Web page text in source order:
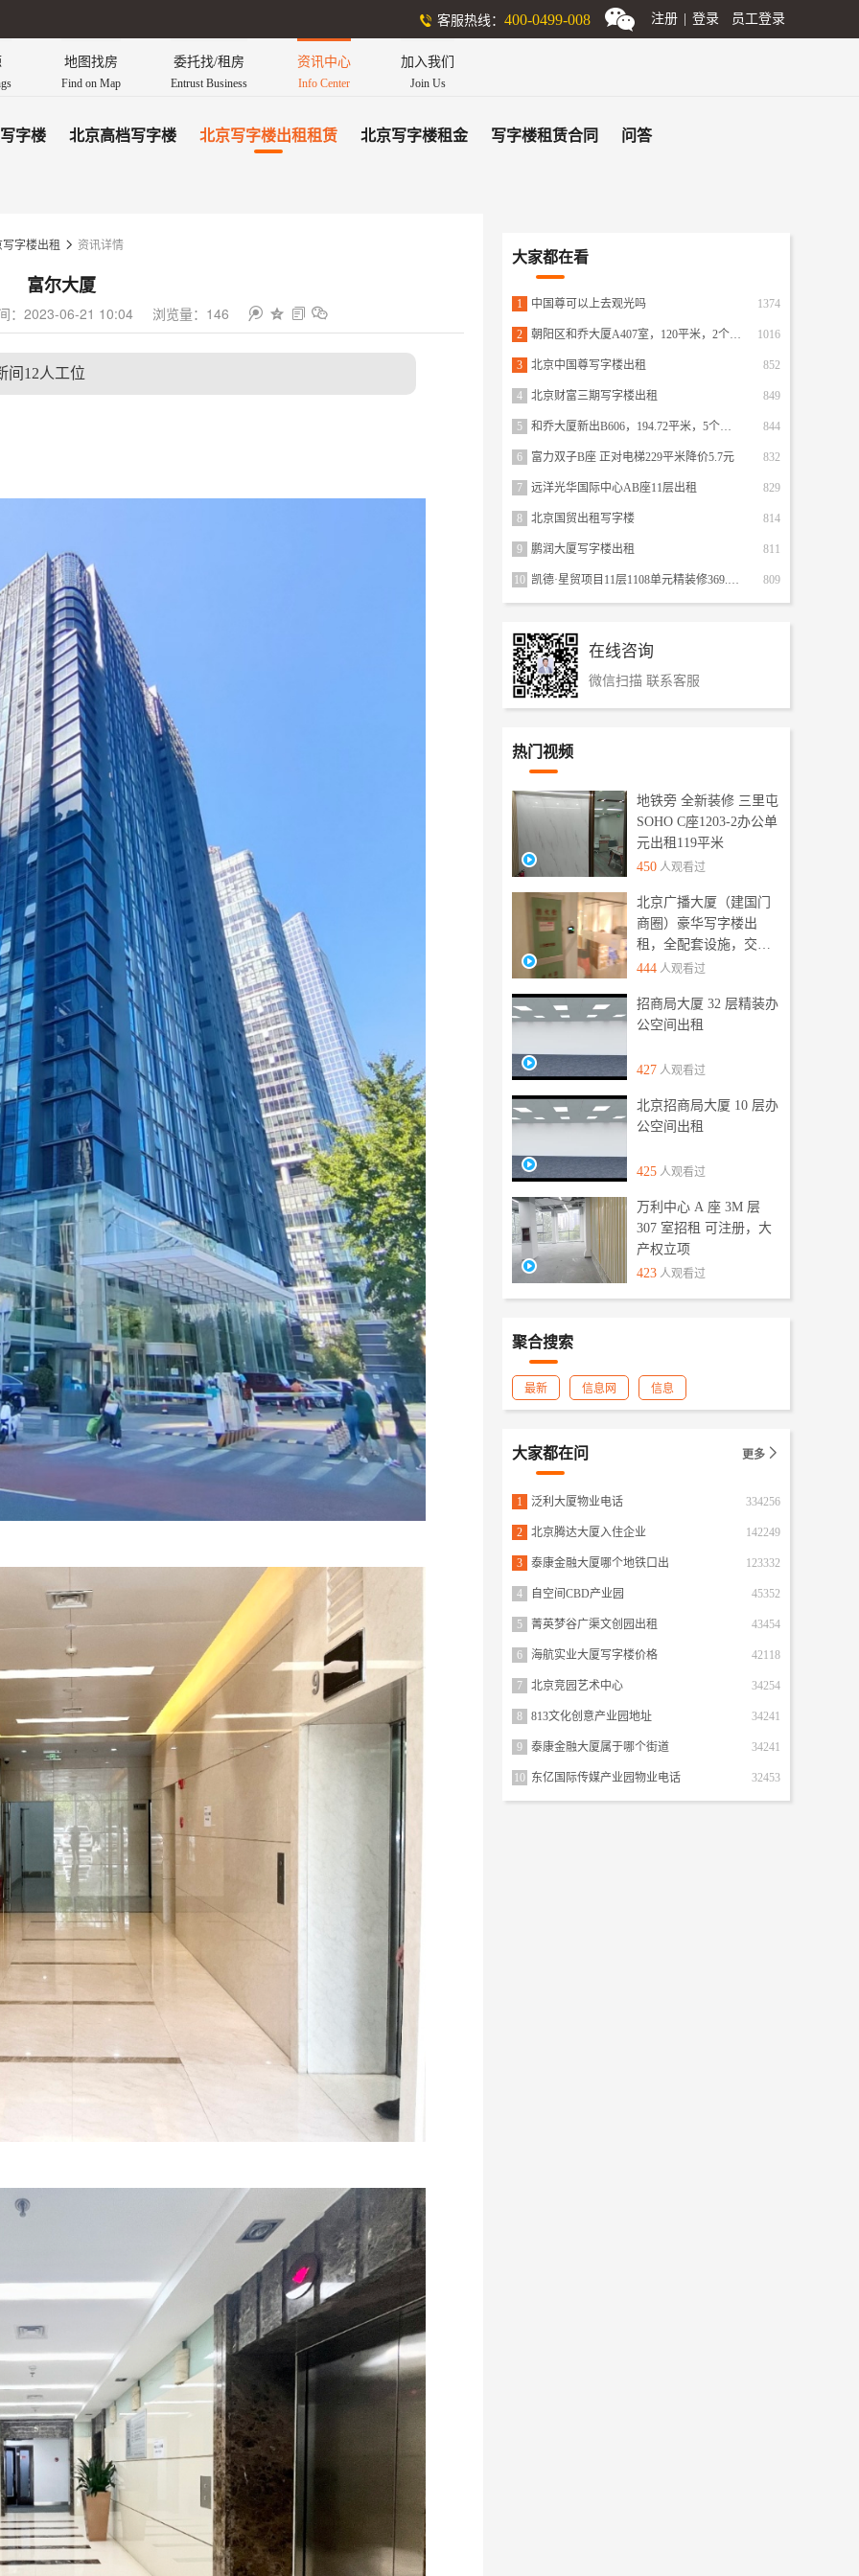
客服热线： 400-0499-008 注册 登录 员工登录
地图找房
Find on Map
委托找/租房
Entrust Business
资讯中心
Info Center
加入我们
Join Us
字楼 北京高档写字楼 北京写字楼出租租赁 北京写字楼租金 写字楼租赁合同 问答
写字楼出租  资讯详情
富尔大厦
：2023-06-21 10:04 浏览量：146    
间12人工位
大家都在看
1 中国尊可以上去观光吗 1374
2 朝阳区和乔大厦A407室，120平米，2个隔断，20人工区 1016
3 北京中国尊写字楼出租 852
4 北京财富三期写字楼出租 849
5 和乔大厦新出B606，194.72平米，5个隔断，可容纳20人办公 844
6 富力双子B座 正对电梯229平米降价5.7元 832
7 远洋光华国际中心AB座11层出租 829
8 北京国贸出租写字楼 814
9 鹏润大厦写字楼出租 811
10 凯德·星贸项目11层1108单元精装修369.20平方米 原博瑞大厦A座 809
在线咨询
微信扫描 联系客服
热门视频
地铁旁 全新装修 三里屯
SOHO C座1203-2办公单
元出租119平米
450 人观看过
北京广播大厦（建国门
商圈）豪华写字楼出
租，全配套设施，交通
便利
444 人观看过
招商局大厦 32 层精装办
公空间出租
427 人观看过
北京招商局大厦 10 层办
公空间出租
425 人观看过
万利中心 A 座 3M 层
307 室招租 可注册，大
产权立项
423 人观看过
聚合搜索
最新 信息网 信息
大家都在问 更多 
1 泛利大厦物业电话 334256
2 北京腾达大厦入住企业 142249
3 泰康金融大厦哪个地铁口出 123332
4 自空间CBD产业园 45352
5 菁英梦谷广渠文创园出租 43454
6 海航实业大厦写字楼价格 42118
7 北京竞园艺术中心 34254
8 813文化创意产业园地址 34241
9 泰康金融大厦属于哪个街道 34241
10 东亿国际传媒产业园物业电话 32453